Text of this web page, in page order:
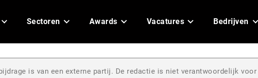
Sectoren Awards Vacatures Bedrijven
is van een externe partij. De redactie is niet verantwoordelijk voor